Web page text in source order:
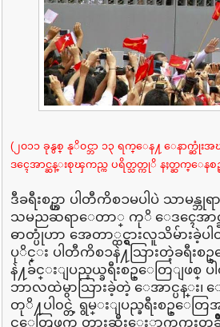
(၂၀၁၁ ခုနွစ္ နုိ၀င္ဘာ ၁၃ ရက္ေန႔ ေနာက္ဆုံးအ
ဒၚေအာင္ဆန္းစုၾကည္က ပရိတ္သတ္ကုိ နႈတ္ဆက္ေန
ဒီခရီးစဥ္ဟာ ပါတီကိစၥမပါပဲ သာမန္ဘု
သမညဆရာေတာ္ ကုိ ေဒၚေအာ
ဓာတ္ပုံဟာ အေတာ္ထင္ရွားလူသိမ်ားခဲ့ပ
ပုိင္း ပါတီကိစၥနဲ႔သြားတဲ့ခရီးစ
နဲ႔ခ်င္းျပည္နယ္ခရီးစဥ္ေတြျဖ
ဘာလထဲမွာသြားခဲ့တဲ့ ေအာင္ပန္း၊
တုိ႔ပါ၀င္တဲ့ ရွမ္းျပည္ခရီးစဥ္ေ
င္ေတြဖက္က တားဆီးေႏွာက္ယွက္မႈ